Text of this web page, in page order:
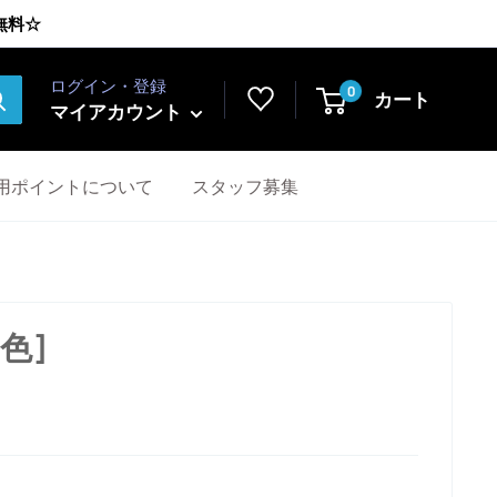
料☆
ログイン・登録
マイアカウント
0 カート
ポイントについて スタッフ募集
]